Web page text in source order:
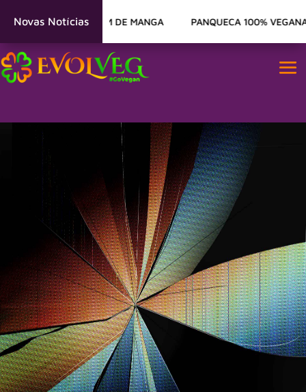
Novas Notícias
DA MANHÃ – PUDIM DE MANGA PANQUECA 100% VEGANA